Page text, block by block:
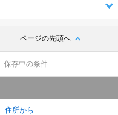
ページの先頭へ
保存中の条件
住所から